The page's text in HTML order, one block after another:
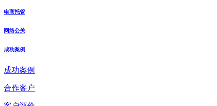
电商托管
网络公关
成功案例
成功案例
合作客户